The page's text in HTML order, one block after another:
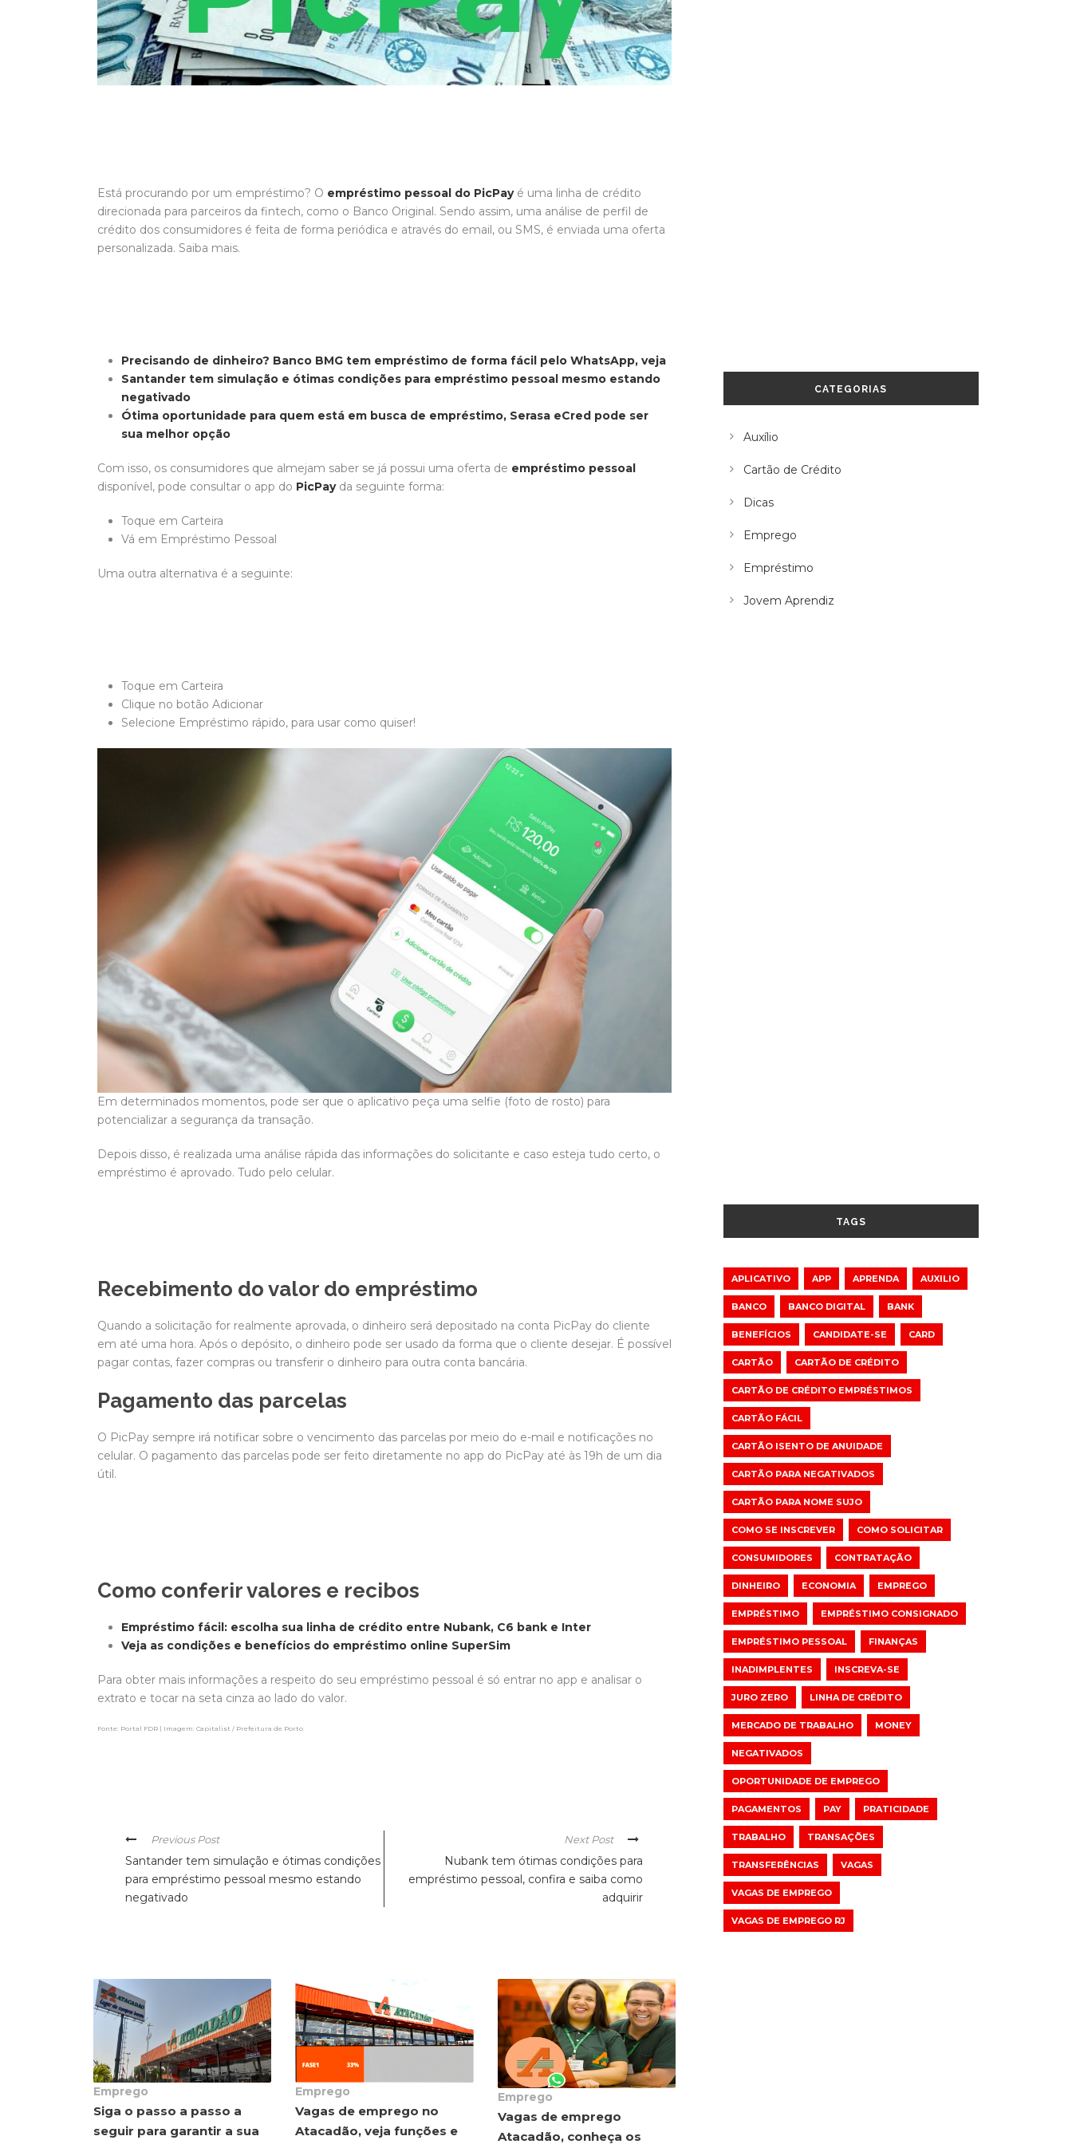
Está procurando por um empréstimo? O empréstimo pessoal do PicPayé uma linha de crédito
direcionada para parceiros da fintech, como o Banco Original. Sendo assim, uma análise de perfil de
crédito dos consumidores é feita de forma periódica e através do email, ou SMS, é enviada uma oferta
personalizada. Saiba mais.
Precisando de dinheiro? Banco BMG tem empréstimo de forma fácil pelo WhatsApp, veja
Santander tem simulação e ótimas condições para empréstimo pessoal mesmo estando
negativado
Ótima oportunidade para quem está em busca de empréstimo, Serasa eCred pode ser
sua melhor opção
Com isso, os consumidores que almejam saber se já possui uma oferta de empréstimo pessoal
disponível, pode consultar o app do PicPayda seguinte forma:
Toque em Carteira
Vá em Empréstimo Pessoal
Uma outra alternativa é a seguinte:
Toque em Carteira
Clique no botão Adicionar
Selecione Empréstimo rápido, para usar como quiser!
Em determinados momentos, pode ser que o aplicativo peça uma selfie (foto de rosto) para
potencializar a segurança da transação.
Depois disso, é realizada uma análise rápida das informações do solicitante e caso esteja tudo certo, o
empréstimo é aprovado. Tudo pelo celular.
Recebimento do valor do empréstimo
Quando a solicitação for realmente aprovada, o dinheiro será depositado na conta PicPay do cliente
em até uma hora. Após o depósito, o dinheiro pode ser usado da forma que o cliente desejar. É possível
pagar contas, fazer compras ou transferir o dinheiro para outra conta bancária.
Pagamento das parcelas
O PicPay sempre irá notificar sobre o vencimento das parcelas por meio do e-mail e notificações no
celular. O pagamento das parcelas pode ser feito diretamente no app do PicPay até às 19h de um dia
útil.
Como conferir valores e recibos
Empréstimo fácil: escolha sua linha de crédito entre Nubank, C6 bank e Inter
Veja as condições e benefícios do empréstimo online SuperSim
Para obter mais informações a respeito do seu empréstimo pessoal é só entrar no app e analisar o
extrato e tocar na seta cinza ao lado do valor.
Fonte: Portal FDR | Imagem: Capitalist / Prefeitura de Porto
Previous Post
Santander tem simulação e ótimas condições
para empréstimo pessoal mesmo estando
negativado
Next Post
Nubank tem ótimas condições para
empréstimo pessoal, confira e saiba como
adquirir
Emprego
Siga o passo a passo a
seguir para garantir a sua
Emprego
Vagas de emprego no
Atacadão, veja funções e
Emprego
Vagas de emprego
Atacadão, conheça os
CATEGORIAS
Auxílio
Cartão de Crédito
Dicas
Emprego
Empréstimo
Jovem Aprendiz
TAGS
APLICATIVO APP APRENDA AUXILIO
BANCO BANCO DIGITAL BANK
BENEFÍCIOS CANDIDATE-SE CARD
CARTÃO CARTÃO DE CRÉDITO
CARTÃO DE CRÉDITO EMPRÉSTIMOS
CARTÃO FÁCIL
CARTÃO ISENTO DE ANUIDADE
CARTÃO PARA NEGATIVADOS
CARTÃO PARA NOME SUJO
COMO SE INSCREVER COMO SOLICITAR
CONSUMIDORES CONTRATAÇÃO
DINHEIRO ECONOMIA EMPREGO
EMPRÉSTIMO EMPRÉSTIMO CONSIGNADO
EMPRÉSTIMO PESSOAL FINANÇAS
INADIMPLENTES INSCREVA-SE
JURO ZERO LINHA DE CRÉDITO
MERCADO DE TRABALHO MONEY
NEGATIVADOS
OPORTUNIDADE DE EMPREGO
PAGAMENTOS PAY PRATICIDADE
TRABALHO TRANSAÇÕES
TRANSFERÊNCIAS VAGAS
VAGAS DE EMPREGO
VAGAS DE EMPREGO RJ